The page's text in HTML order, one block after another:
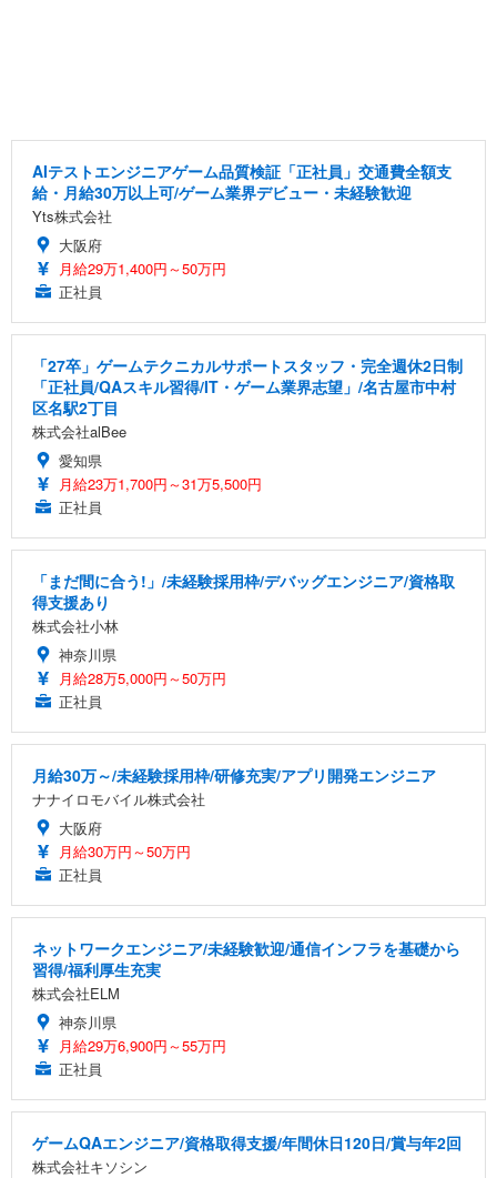
AIテストエンジニアゲーム品質検証「正社員」交通費全額支
給・月給30万以上可/ゲーム業界デビュー・未経験歓迎
Yts株式会社
大阪府
月給29万1,400円～50万円
正社員
「27卒」ゲームテクニカルサポートスタッフ・完全週休2日制
「正社員/QAスキル習得/IT・ゲーム業界志望」/名古屋市中村
区名駅2丁目
株式会社alBee
愛知県
月給23万1,700円～31万5,500円
正社員
「まだ間に合う!」/未経験採用枠/デバッグエンジニア/資格取
得支援あり
株式会社小林
神奈川県
月給28万5,000円～50万円
正社員
月給30万～/未経験採用枠/研修充実/アプリ開発エンジニア
ナナイロモバイル株式会社
大阪府
月給30万円～50万円
正社員
ネットワークエンジニア/未経験歓迎/通信インフラを基礎から
習得/福利厚生充実
株式会社ELM
神奈川県
月給29万6,900円～55万円
正社員
ゲームQAエンジニア/資格取得支援/年間休日120日/賞与年2回
株式会社キソシン